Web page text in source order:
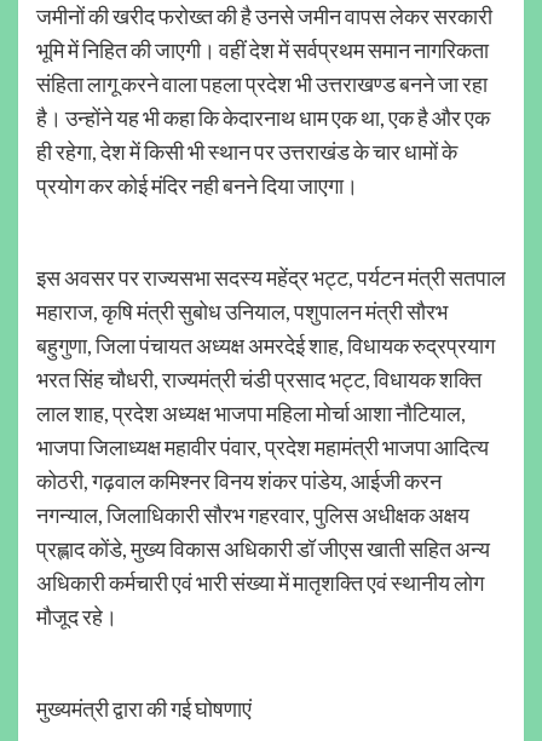
जमीनों की खरीद फरोख्त की है उनसे जमीन वापस लेकर सरकारी
भूमि में निहित की जाएगी। वहीं देश में सर्वप्रथम समान नागरिकता
संहिता लागू करने वाला पहला प्रदेश भी उत्तराखण्ड बनने जा रहा
है। उन्होंने यह भी कहा कि केदारनाथ धाम एक था, एक है और एक
ही रहेगा, देश में किसी भी स्थान पर उत्तराखंड के चार धामों के
प्रयोग कर कोई मंदिर नही बनने दिया जाएगा।
इस अवसर पर राज्यसभा सदस्य महेंद्र भट्ट, पर्यटन मंत्री सतपाल
महाराज, कृषि मंत्री सुबोध उनियाल, पशुपालन मंत्री सौरभ
बहुगुणा, जिला पंचायत अध्यक्ष अमरदेई शाह, विधायक रुद्रप्रयाग
भरत सिंह चौधरी, राज्यमंत्री चंडी प्रसाद भट्ट, विधायक शक्ति
लाल शाह, प्रदेश अध्यक्ष भाजपा महिला मोर्चा आशा नौटियाल,
भाजपा जिलाध्यक्ष महावीर पंवार, प्रदेश महामंत्री भाजपा आदित्य
कोठरी, गढ़वाल कमिश्नर विनय शंकर पांडेय, आईजी करन
नगन्याल, जिलाधिकारी सौरभ गहरवार, पुलिस अधीक्षक अक्षय
प्रह्लाद कोंडे, मुख्य विकास अधिकारी डॉ जीएस खाती सहित अन्य
अधिकारी कर्मचारी एवं भारी संख्या में मातृशक्ति एवं स्थानीय लोग
मौजूद रहे।
मुख्यमंत्री द्वारा की गई घोषणाएं